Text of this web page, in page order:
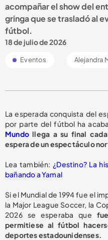
acompañar el show del
gringa que se trasladó al
fútbol.
18 de julio de 2026
Eventos Alejandra
La esperada conquista del
por parte del fútbol ha
Mundo llega a su final
espera de un espectáculo
Lea también: ¿Destino? La
bañando a Yamal
Si el Mundial de 1994 fue el
la Major League Soccer, la
2026 se esperaba que
permitiese al fútbol
deportes estadounidenses.